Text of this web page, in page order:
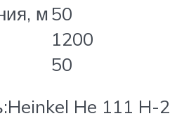
м 50
1200
50
He 111 H-2